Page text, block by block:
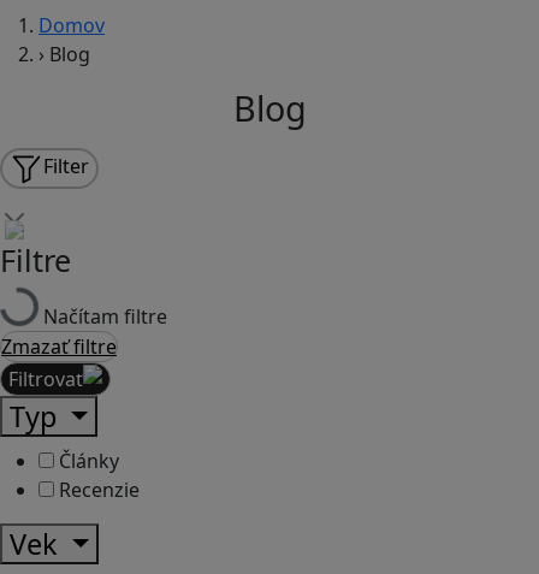
Domov
› Blog
Blog
Filter
Filtre
Načítam filtre
Zmazať filtre
Filtrovať
Typ
Články
Recenzie
Vek